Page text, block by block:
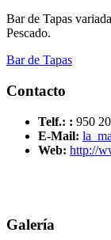
Bar de Tapas
Pescado.
Bar de Tapas
Contacto
Telf.: : 950
E-Mail:
Web: http://
Galería